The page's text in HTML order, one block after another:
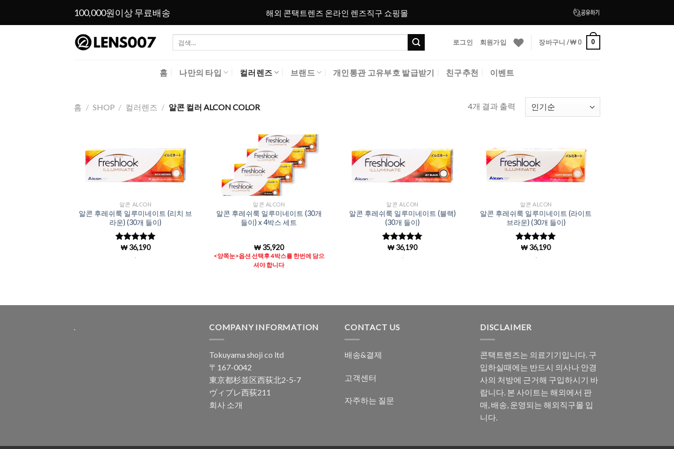
100,000원이상 무료배송 해외 콘택트렌즈 온라인 렌즈직구 쇼핑몰
색:
로그인 회원가입 장바구니 /₩0 0
홈 나만의 타입 컬러렌즈 브랜드 개인통관 고유부호 발급받기 친구추천 이벤트
홈 / SHOP / 컬러렌즈 / 알콘 컬러 ALCON COLOR 4개 결과 출력
Add to
Wishlist
알콘 ALCON
알콘 후레쉬룩 일루미네이트 (리치 브
라운) (30개 들이)
5 중에서
로 평
₩36,190
Add to
Wishlist
알콘 ALCON
알콘 후레쉬룩 일루미네이트 (30개
들이) x 4박스 세트
₩35,920
<양쪽눈>옵션 선택후 4박스를 한번에 담으
셔야 합니다
Add to
Wishlist
알콘 ALCON
알콘 후레쉬룩 일루미네이트 (블랙)
(30개 들이)
5 중에서
로 평
₩36,190
Add to
Wishlist
알콘 ALCON
알콘 후레쉬룩 일루미네이트 (라이트
브라운) (30개 들이)
5 중에서
로 평
₩36,190
. COMPANY INFORMATION
Tokuyama shoji co ltd
〒167-0042
東京都杉並区西荻北2-5-7
ヴィブレ西荻211
회사 소개
CONTACT US
배송&결제
고객센터
자주하는 질문
DISCLAIMER
콘택트렌즈는 의료기기입니다. 구
입하실때에는 반드시 의사나 안경
사의 처방에 근거해 구입하시기 바
랍니다. 본 사이트는 해외에서 판
매, 배송, 운영되는 해외직구몰 입
니다.